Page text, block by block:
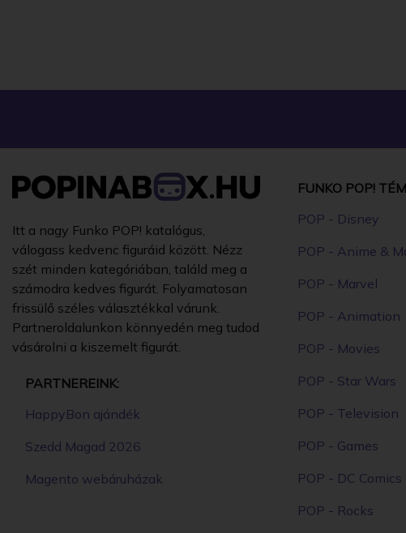
Itt a nagy Funko POP! katalógus,
válogass kedvenc figuráid között. Nézz
szét minden kategóriában, találd meg a
számodra kedves figurát. Folyamatosan
frissülő széles választékkal várunk.
Partneroldalunkon könnyedén meg tudod
vásárolni a kiszemelt figurát.
PARTNEREINK:
HappyBon ajándék
Szedd Magad 2026
Magento webáruházak
FUNKO POP!
POP - Disney
POP - Anime &
POP - Marvel
POP - Animation
POP - Movies
POP - Star Wars
POP - Television
POP - Games
POP - DC Comics
POP - Rocks